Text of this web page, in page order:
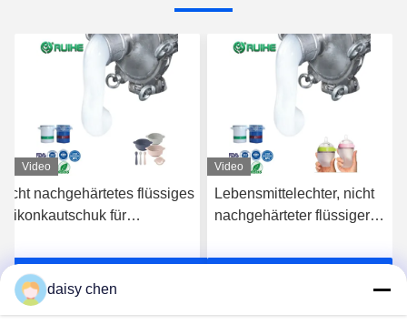
Video
nachgehärtetes flüssiges
für
Erhalten Sie besten Preis
Video
Lebensmittelechter, nicht
nachgehärteter flüssiger
Babyprodukte und
daisy chen